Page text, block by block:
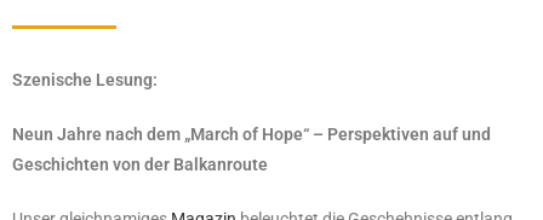
Szenische Lesung:
Neun Jahre nach dem „March of Hope“ – Perspektiven auf und
Geschichten von der Balkanroute